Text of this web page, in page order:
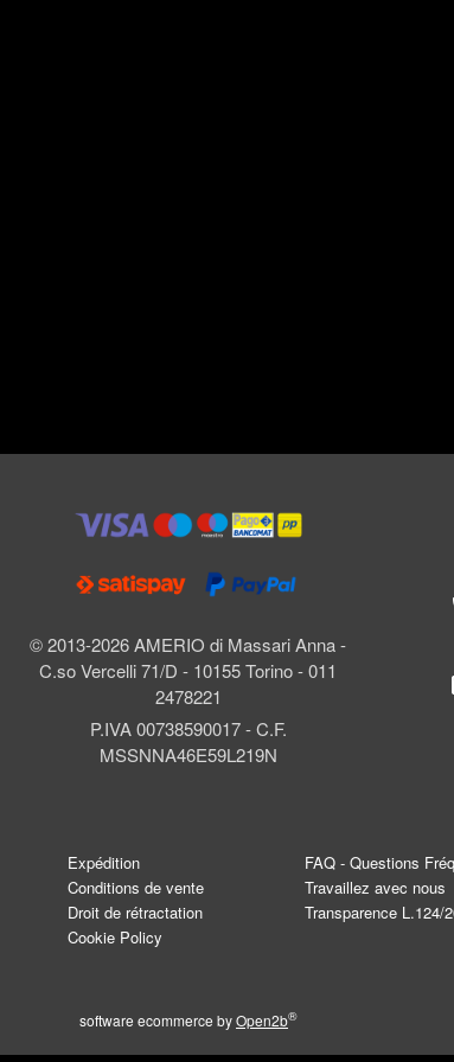
© 2013-2026 AMERIO di Massari Anna -
C.so Vercelli 71/D - 10155 Torino - 011
2478221
P.IVA 00738590017 - C.F.
MSSNNA46E59L219N
Expédition
Conditions de vente
Droit de rétractation
Cookie Policy
FAQ - Questions
Travaillez avec nous
Transparence L.124/
software ecommerce byOpen2b®